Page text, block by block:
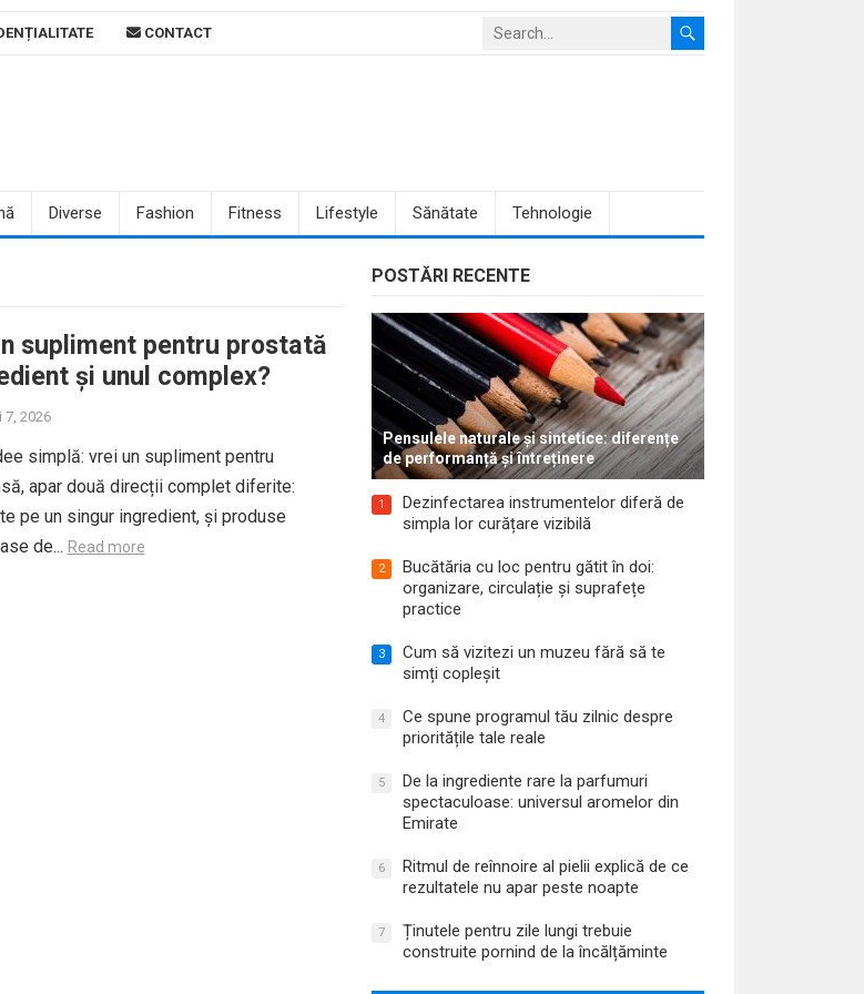
CONTACT
Diverse Fashion Fitness Lifestyle Sănătate Tehnologie
supliment pentru prostată
și unul complex?
7, 2026
simplă: vrei un supliment pentru
apar două direcții complet diferite:
pe un singur ingredient, și produse
de... Read more
POSTĂRI RECENTE
Pensulele naturale și sintetice: diferențe
de performanță și întreținere
1
Dezinfectarea instrumentelor diferă de
simpla lor curățare vizibilă
2
Bucătăria cu loc pentru gătit în doi:
organizare, circulație și suprafețe
practice
3
Cum să vizitezi un muzeu fără să te
simți copleșit
4
Ce spune programul tău zilnic despre
prioritățile tale reale
5
De la ingrediente rare la parfumuri
spectaculoase: universul aromelor din
Emirate
6
Ritmul de reînnoire al pielii explică de ce
rezultatele nu apar peste noapte
7
Ținutele pentru zile lungi trebuie
construite pornind de la încălțăminte